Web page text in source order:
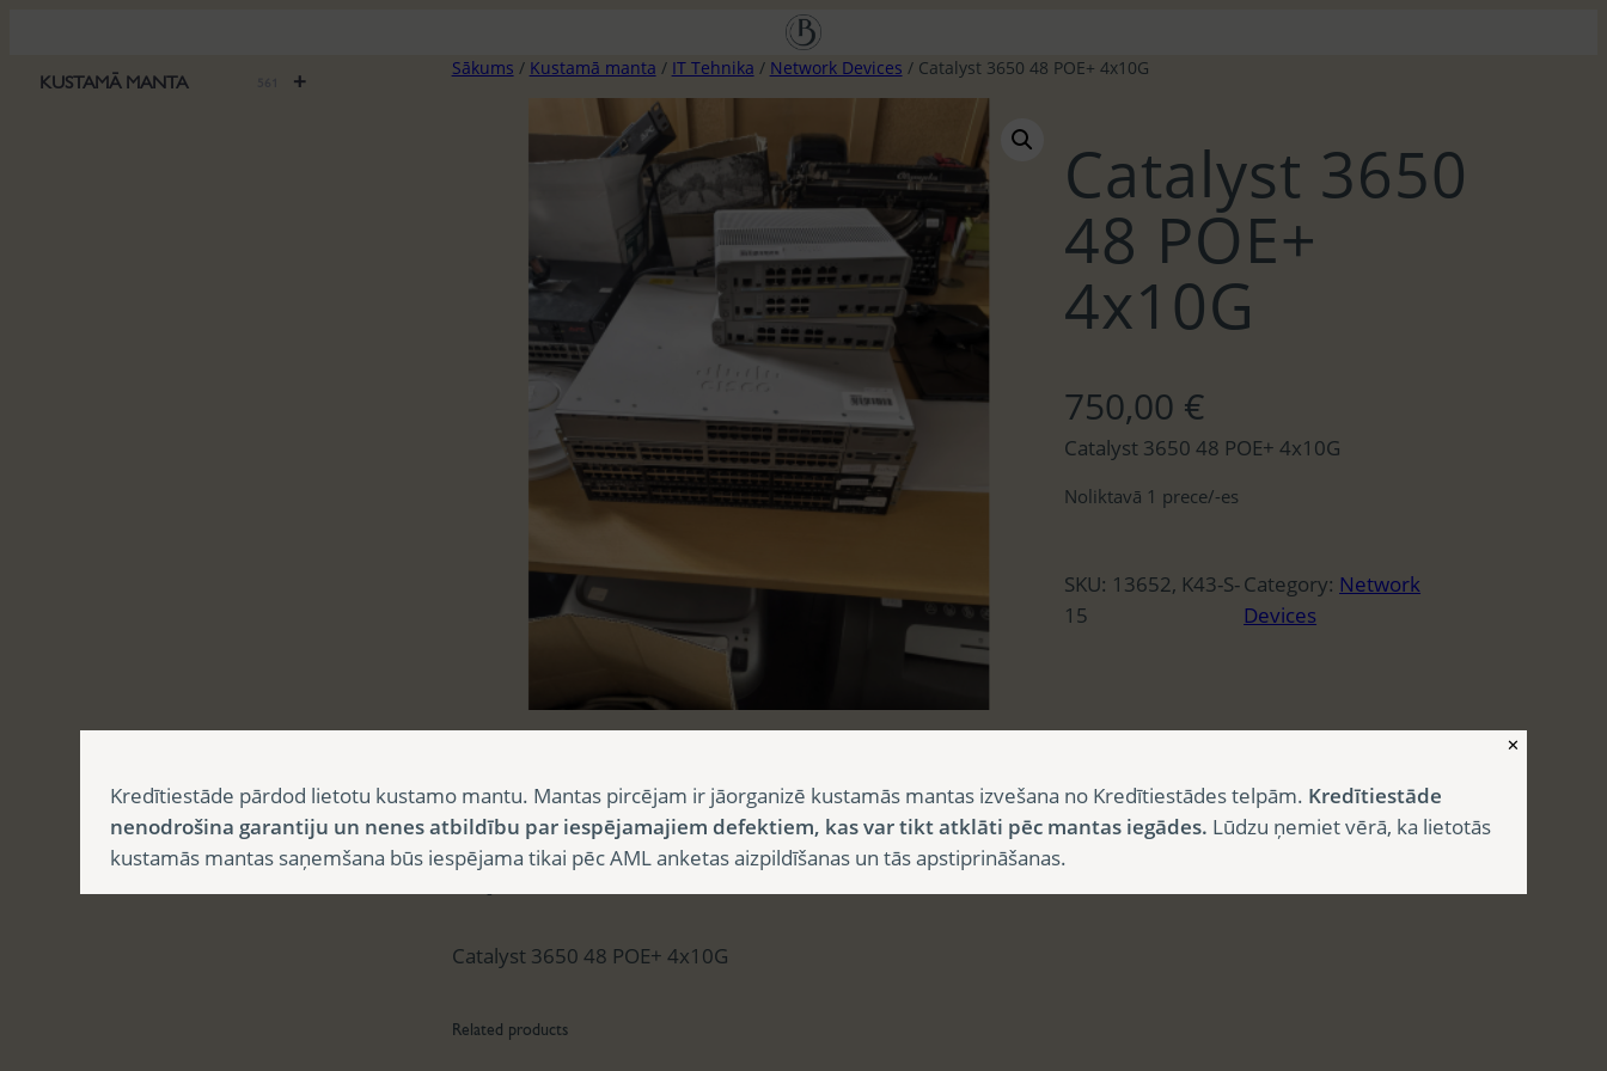
saturu
+
KUSTAMĀ MANTA
Sākums / Kustamā manta / IT Tehnika / Network Devices / Catalyst 3650 48 POE+ 4x10G
Catalyst 3650
48 POE+
4x10G
750,00 €
Catalyst 3650 48 POE+ 4x10G
Noliktavā 1 prece/-es
SKU: 13652, K43-S-
15
Category: Network
Devices
Apraksts
Catalyst 3650 48 POE+ 4x10G
Related products
✕
Kredītiestāde pārdod lietotu kustamo mantu. Mantas pircējam ir jāorganizē kustamās mantas izvešana no Kredītiestādes telpām. Kredītiestāde
nenodrošina garantiju un nenes atbildību par iespējamajiem defektiem, kas var tikt atklāti pēc mantas iegādes. Lūdzu ņemiet vērā, ka lietotās
kustamās mantas saņemšana būs iespējama tikai pēc AML anketas aizpildīšanas un tās apstiprināšanas.